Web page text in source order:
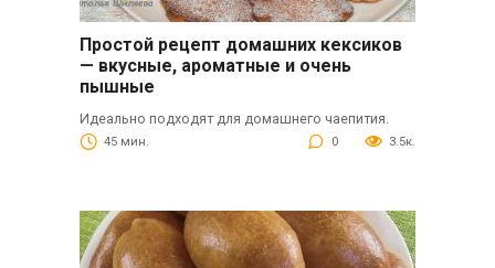
Простой рецепт домашних кексиков
— вкусные, ароматные и очень
пышные
Идеально подходят для домашнего чаепития.
45 мин. 0 3.5к.